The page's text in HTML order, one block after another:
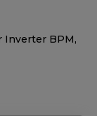
Inverter BPM,